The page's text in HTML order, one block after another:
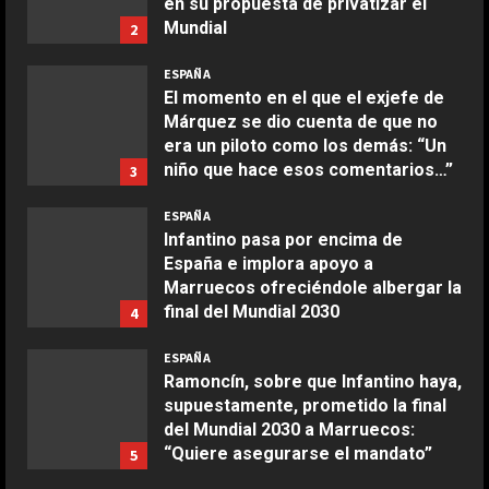
2
Mundial
3
ESPAÑA
El momento en el que el exjefe de
Márquez se dio cuenta de que no
era un piloto como los demás: “Un
niño que hace esos comentarios…”
4
ESPAÑA
Infantino pasa por encima de
España e implora apoyo a
Marruecos ofreciéndole albergar la
final del Mundial 2030
5
ESPAÑA
Ramoncín, sobre que Infantino haya,
supuestamente, prometido la final
del Mundial 2030 a Marruecos:
“Quiere asegurarse el mandato”
Boquerones fritos en freidora de
aire
Aprile 24, 2026
Buñuelos de alcachofas
Aprile 5, 2026
Ternera guisada con senderuelas
Marzo 20, 2026